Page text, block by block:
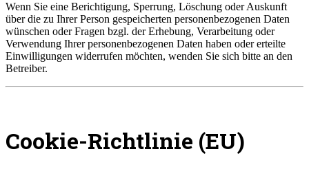
Wenn Sie eine Berichtigung, Sperrung, Löschung oder Auskunft
über die zu Ihrer Person gespeicherten personenbezogenen Daten
wünschen oder Fragen bzgl. der Erhebung, Verarbeitung oder
Verwendung Ihrer personenbezogenen Daten haben oder erteilte
Einwilligungen widerrufen möchten, wenden Sie sich bitte an den
Betreiber.
Cookie-Richtlinie (EU)